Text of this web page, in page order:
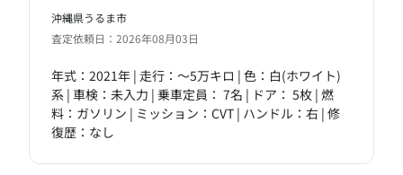
沖縄県うるま市
査定依頼日：2026年08月03日
年式：2021年 | 走行：～5万キロ | 色：白(ホワイト)
系 | 車検：未入力 | 乗車定員： 7名 | ドア： 5枚 | 燃
料：ガソリン | ミッション：CVT | ハンドル：右 | 修
復歴：なし